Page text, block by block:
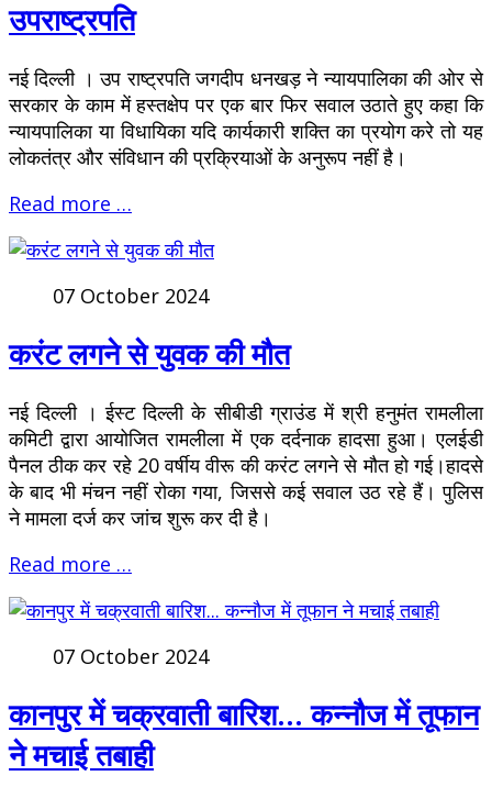
उपराष्ट्रपति
नई दिल्ली । उप राष्ट्रपति जगदीप धनखड़ ने न्यायपालिका की ओर से
सरकार के काम में हस्तक्षेप पर एक बार फिर सवाल उठाते हुए कहा कि
न्यायपालिका या विधायिका यदि कार्यकारी शक्ति का प्रयोग करे तो यह
लोकतंत्र और संविधान की प्रक्रियाओं के अनुरूप नहीं है।
Read more …
07 October 2024
करंट लगने से युवक की मौत
नई दिल्ली । ईस्ट दिल्ली के सीबीडी ग्राउंड में श्री हनुमंत रामलीला
कमिटी द्वारा आयोजित रामलीला में एक दर्दनाक हादसा हुआ। एलईडी
पैनल ठीक कर रहे 20 वर्षीय वीरू की करंट लगने से मौत हो गई।हादसे
के बाद भी मंचन नहीं रोका गया, जिससे कई सवाल उठ रहे हैं। पुलिस
ने मामला दर्ज कर जांच शुरू कर दी है।
Read more …
07 October 2024
कानपुर में चक्रवाती बारिश... कन्नौज में तूफान
ने मचाई तबाही